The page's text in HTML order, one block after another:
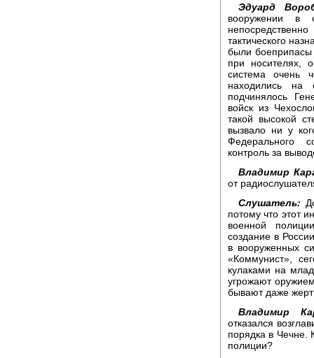
Эдуард
вооружении в
тактического
были боеприпасы
при носителях,
система очень
находились на
подчинялось
войск из
такой высокой
вызвало ни у
Федерального
контроль за
Владимир
от
Слушатель:
потому что этот
военной
создание в
в вооруженных
«Коммунист»,
кулаками на
угрожают
бывают даже
Владимир
отказался
порядка в Чечне.
полиции?